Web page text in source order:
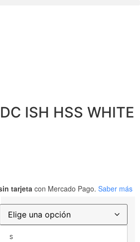
ISH HSS WHITE
tarjeta con Mercado Pago. Saber más
S